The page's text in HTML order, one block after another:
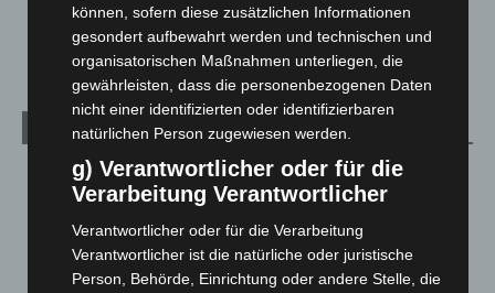
Zeugen
5. August 2026
Kategorien
Blaulicht
Corona-News
Hannover und Region
Langenhagen und Ortsteile
3.252
können, sofern diese zusätzlichen Informationen
gesondert aufbewahrt werden und technischen und
organisatorischen Maßnahmen unterliegen, die
gewährleisten, dass die personenbezogenen Daten
nicht einer identifizierten oder identifizierbaren
natürlichen Person zugewiesen werden.
g) Verantwortlicher oder für die
Verarbeitung Verantwortlicher
Verantwortlicher oder für die Verarbeitung
Verantwortlicher ist die natürliche oder juristische
Person, Behörde, Einrichtung oder andere Stelle, die